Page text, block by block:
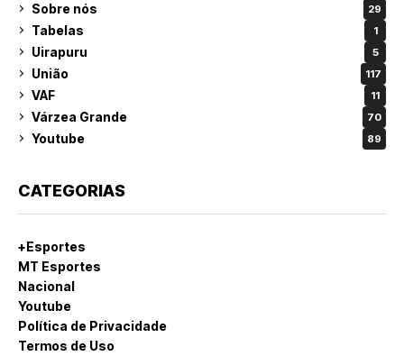
Sobre nós 29
Tabelas 1
Uirapuru 5
União 117
VAF 11
Várzea Grande 70
Youtube 89
CATEGORIAS
+Esportes
MT Esportes
Nacional
Youtube
Política de Privacidade
Termos de Uso